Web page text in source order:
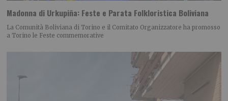
Madonna di Urkupiña: Feste e Parata Folkloristica Boliviana
La Comunità Boliviana di Torino e il Comitato Organizzatore ha promosso
a Torino le Feste commemorative